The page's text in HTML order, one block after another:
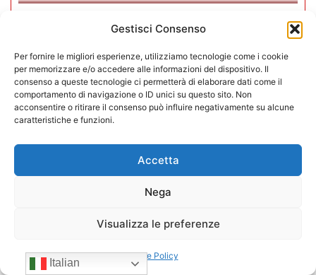
Gestisci Consenso
Per fornire le migliori esperienze, utilizziamo tecnologie come i cookie
per memorizzare e/o accedere alle informazioni del dispositivo. Il
consenso a queste tecnologie ci permetterà di elaborare dati come il
comportamento di navigazione o ID unici su questo sito. Non
acconsentire o ritirare il consenso può influire negativamente su alcune
caratteristiche e funzioni.
Accetta
Nega
Visualizza le preferenze
Cookie Policy
CONFIDA Servizi srl presenta il
nuovo Consiglio di Amministrazione
17/07/2026
Italian